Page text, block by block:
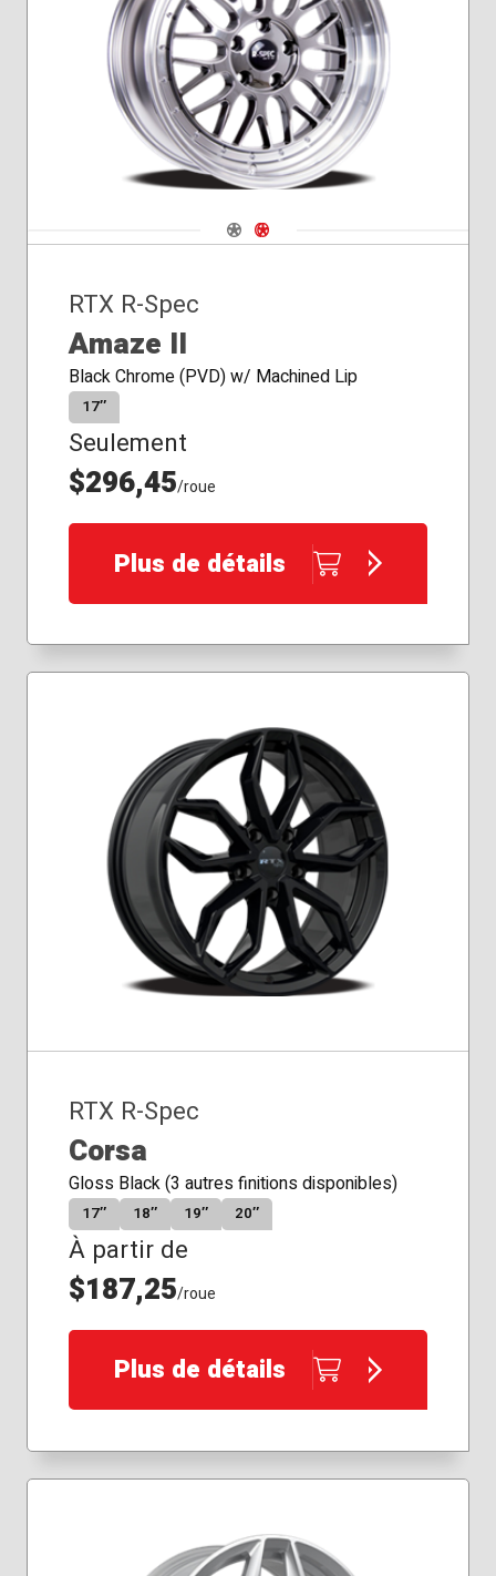
Siège
conique
Navigate 1
Navigate 2
RTX R-Spec
Amaze II
Black Chrome (PVD) w/ Machined Lip
17″
Seulement
$296,45/roue
Plus de détails
RTX R-Spec
Corsa
Gloss Black (3 autres finitions disponibles)
17″ 18″ 19″ 20″
À partir de
$187,25/roue
Plus de détails